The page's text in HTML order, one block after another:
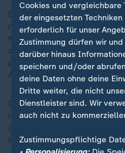
Ecuadors Nationalcoach
nicht lange hadern über den
Moment des Schmerzes
zu vertrauen - denn das hat
plage "ein Gefühl der
Argentinier.
Der Verlierer beklagte
Hamburg geborene John
(30.) hatten in der stärksten
Pause Pech bei ihren
Cookies und vergleichbare
der eingesetzten
erforderlich für unser
Zustimmung dürfen wir
darüber hinaus
speichern und/oder
deine Daten ohne deine
Dritte weiter, die nicht
Dienstleister sind. Wir
auch nicht zu
Zustimmungspflichtige